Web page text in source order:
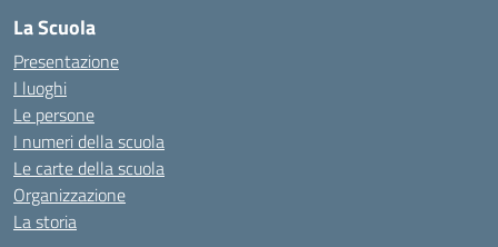
La Scuola
Presentazione
I luoghi
Le persone
I numeri della scuola
Le carte della scuola
Organizzazione
La storia